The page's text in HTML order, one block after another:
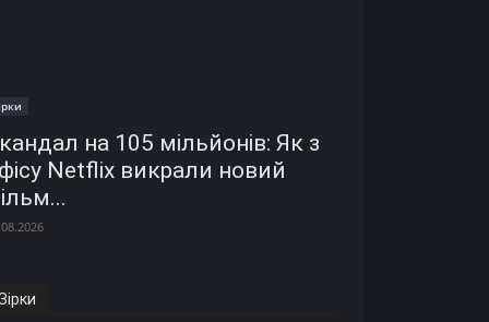
на 105 мільйонів: Як з
Netflix викрали новий